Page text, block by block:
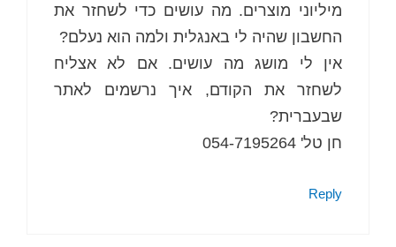
מיליוני מוצרים. מה עושים כדי לשחזר את
החשבון שהיה לי באנגלית ולמה הוא נעלם?
אין לי מושג מה עושים. אם לא אצליח
לשחזר את הקודם, איך נרשמים לאתר
שבעברית?
חן טל' 054-7195264
Reply